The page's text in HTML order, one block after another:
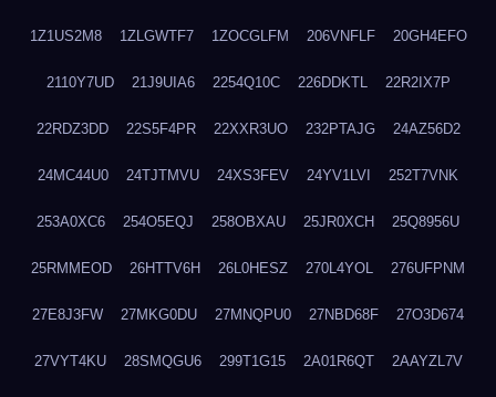
1Z1US2M8 1ZLGWTF7 1ZOCGLFM 206VNFLF 20GH4EFO
2110Y7UD 21J9UIA6 2254Q10C 226DDKTL 22R2IX7P
22RDZ3DD 22S5F4PR 22XXR3UO 232PTAJG 24AZ56D2
24MC44U0 24TJTMVU 24XS3FEV 24YV1LVI 252T7VNK
253A0XC6 254O5EQJ 258OBXAU 25JR0XCH 25Q8956U
25RMMEOD 26HTTV6H 26L0HESZ 270L4YOL 276UFPNM
27E8J3FW 27MKG0DU 27MNQPU0 27NBD68F 27O3D674
27VYT4KU 28SMQGU6 299T1G15 2A01R6QT 2AAYZL7V